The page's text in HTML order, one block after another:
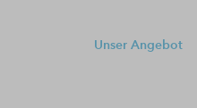
Unser Angebot